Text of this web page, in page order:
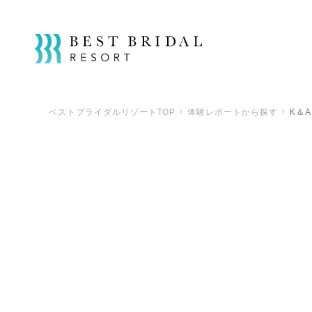
ベストブライダルリゾートTOP 体験レポートから探す K＆A